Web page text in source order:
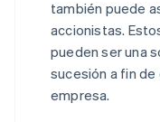
también puede
accionistas.
pueden ser una
sucesión a fin
empresa.